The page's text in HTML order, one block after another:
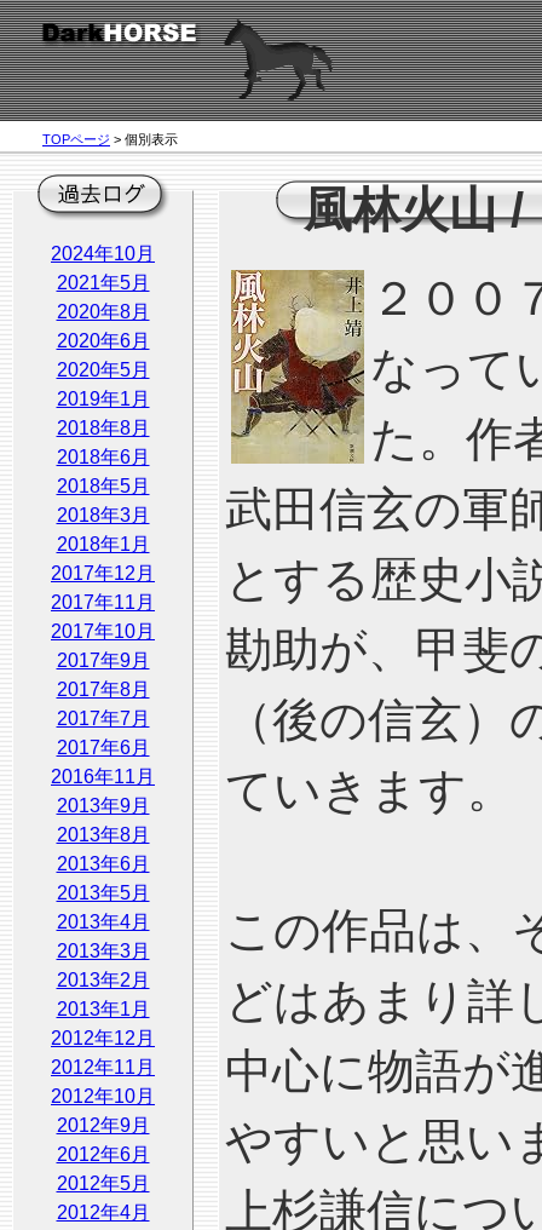
TOPページ > 個別表示
2024年10月
2021年5月
2020年8月
2020年6月
2020年5月
2019年1月
2018年8月
2018年6月
2018年5月
2018年3月
2018年1月
2017年12月
2017年11月
2017年10月
2017年9月
2017年8月
2017年7月
2017年6月
2016年11月
2013年9月
2013年8月
2013年6月
2013年5月
2013年4月
2013年3月
2013年2月
2013年1月
2012年12月
2012年11月
2012年10月
2012年9月
2012年6月
2012年5月
2012年4月
風林火山/
２００
なって
た。作
武田信玄の軍
とする歴史小
勘助が、甲斐
（後の信玄
ていきます。
この作品は、
どはあまり詳
中心に物語が
やすいと思い
上杉謙信に